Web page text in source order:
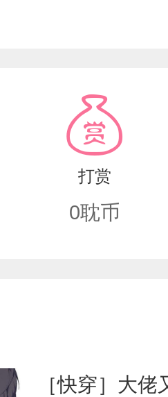
打赏
0耽币
［快穿］大